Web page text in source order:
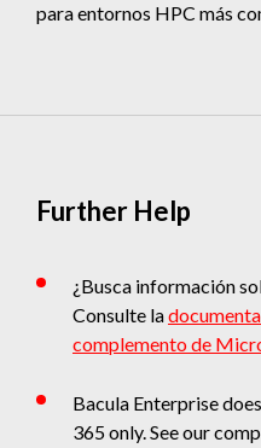
para entornos HPC más
Further Help
¿Busca información
Consulte la
complemento de
Bacula Enterprise
365 only. See our